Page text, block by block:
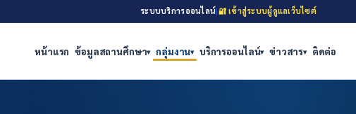
ระบบบริการออนไลน์|🔐 เข้าสู่ระบบผู้ดูแลเว็บไซต์
หน้าแรก ข้อมูลสถานศึกษา▾ กลุ่มงาน▾ บริการออนไลน์▾ ข่าวสาร▾ ติดต่อ